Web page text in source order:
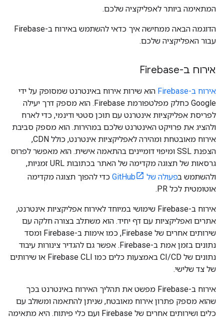
המתאימה ביותר לאפליקציה שלכם.
הדוגמה הבאה ממחישה איך כדאי להשתמש באירוח ב-Firebase
עבור האפליקציה שלכם.
אירוח ב-Firebase
אירוח ב-Firebase
הוא שירות אירוח באינטרנט שמסופק על ידי
Google כחלק מפלטפורמת Firebase. הוא מספק דרך יעילה
לפריסת אפליקציות אינטרנט עם תוכן סטטי ודינמי, כדי לארח
ולהציג את פרויקט האינטרנט שלכם במהירות. הוא מספק סביבת
אירוח מאובטחת ומהירה לאפליקציות אינטרנט, כולל CDN,
הצפנת SSL ומיפוי דומיינים בהתאמה אישית. הוא מאפשר לפרוס
גרסאות של תצוגה מקדימה של האתר בכתובות URL זמניות,
ולהשתמש בפעולה של GitHub
כדי להפוך תצוגה מקדימה
אוטומטית לכל PR.
אירוח ב-Firebase שימושי במיוחד לאירוח אפליקציות אינטרנט,
אתרים ואפליקציות עם דף יחיד. הוא משתלב בצורה חלקה עם
שירותים אחרים של Firebase, כמו אימות ב-Firebase ומסד
נתונים בזמן אמת ב-Firebase. אפשר גם להגדיר צינורות עיבוד
נתונים של CI/CD באמצעות כלים כמו Firebase CLI או שירותים
של צד שלישי.
אירוח ב-Firebase מפשט את תהליך האירוח באינטרנט בכך
שהוא מספק פתרון אירוח מאובטח, שניתן להתאמה ומשולב עם
כלים ושירותים אחרים של Firebase ועם כלי פיתוח. היא מתאימה